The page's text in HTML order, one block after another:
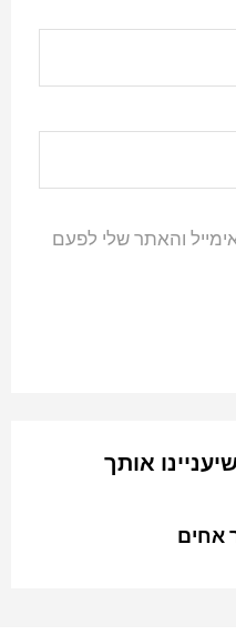
והאתר שלי לפעם
אותך
אחים